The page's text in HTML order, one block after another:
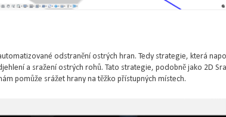
odstranění ostrých hran. Tedy strategie, která
a sražení ostrých rohů. Tato strategie, podobně jako 2D
pomůže srážet hrany na těžko přístupných místech.